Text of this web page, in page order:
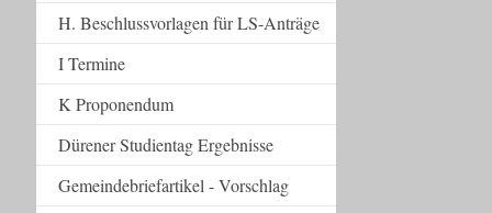
H. Beschlussvorlagen für LS-Anträge
I Termine
K Proponendum
Dürener Studientag Ergebnisse
Gemeindebriefartikel - Vorschlag